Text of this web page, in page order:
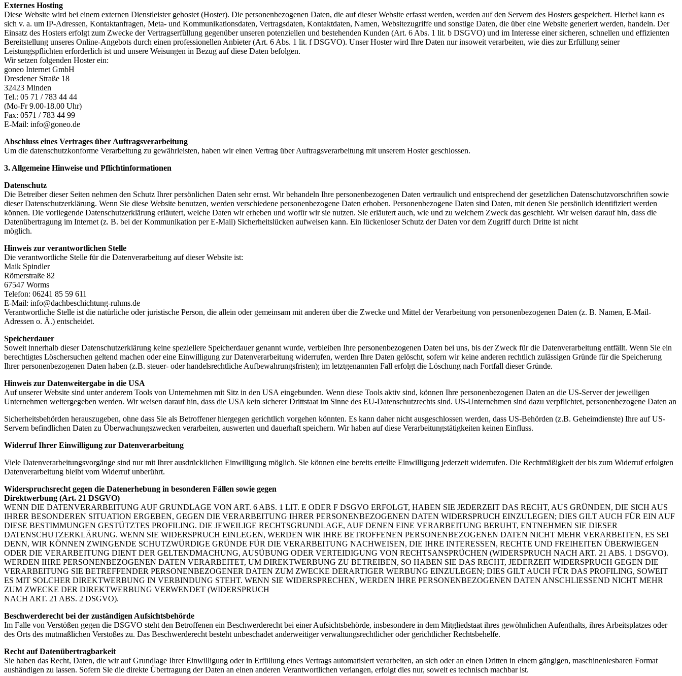
Externes Hosting
Diese Website wird bei einem externen Dienstleister gehostet (Hoster). Die personenbezogenen Daten, die auf dieser Website erfasst werden, werden auf den Servern des Hosters gespeichert. Hierbei kann es
sich v. a. um IP-Adressen, Kontaktanfragen, Meta- und Kommunikationsdaten, Vertragsdaten, Kontaktdaten, Namen, Websitezugriffe und sonstige Daten, die über eine Website generiert werden, handeln. Der
Einsatz des Hosters erfolgt zum Zwecke der Vertragserfüllung gegenüber unseren potenziellen und bestehenden Kunden (Art. 6 Abs. 1 lit. b DSGVO) und im Interesse einer sicheren, schnellen und effizienten
Bereitstellung unseres Online-Angebots durch einen professionellen Anbieter (Art. 6 Abs. 1 lit. f DSGVO). Unser Hoster wird Ihre Daten nur insoweit verarbeiten, wie dies zur Erfüllung seiner
Leistungspflichten erforderlich ist und unsere Weisungen in Bezug auf diese Daten befolgen.
Wir setzen folgenden Hoster ein:
goneo Internet GmbH
Dresdener Straße 18
32423 Minden
Tel.: 05 71 / 783 44 44
(Mo-Fr 9.00-18.00 Uhr)
Fax: 0571 / 783 44 99
E-Mail: info@goneo.de
Abschluss eines Vertrages über Auftragsverarbeitung
Um die datenschutzkonforme Verarbeitung zu gewährleisten, haben wir einen Vertrag über Auftragsverarbeitung mit unserem Hoster geschlossen.
3. Allgemeine Hinweise und Pflichtinformationen
Datenschutz
Die Betreiber dieser Seiten nehmen den Schutz Ihrer persönlichen Daten sehr ernst. Wir behandeln Ihre personenbezogenen Daten vertraulich und entsprechend der gesetzlichen Datenschutzvorschriften sowie
dieser Datenschutzerklärung. Wenn Sie diese Website benutzen, werden verschiedene personenbezogene Daten erhoben. Personenbezogene Daten sind Daten, mit denen Sie persönlich identifiziert werden
können. Die vorliegende Datenschutzerklärung erläutert, welche Daten wir erheben und wofür wir sie nutzen. Sie erläutert auch, wie und zu welchem Zweck das geschieht. Wir weisen darauf hin, dass die
Datenübertragung im Internet (z. B. bei der Kommunikation per E-Mail) Sicherheitslücken aufweisen kann. Ein lückenloser Schutz der Daten vor dem Zugriff durch Dritte ist nicht
möglich.
Hinweis zur verantwortlichen Stelle
Die verantwortliche Stelle für die Datenverarbeitung auf dieser Website ist:
Maik Spindler
Römerstraße 82
67547 Worms
Telefon: 06241 85 59 611
E-Mail: info@dachbeschichtung-ruhms.de
Verantwortliche Stelle ist die natürliche oder juristische Person, die allein oder gemeinsam mit anderen über die Zwecke und Mittel der Verarbeitung von personenbezogenen Daten (z. B. Namen, E-Mail-
Adressen o. Ä.) entscheidet.
Speicherdauer
Soweit innerhalb dieser Datenschutzerklärung keine speziellere Speicherdauer genannt wurde, verbleiben Ihre personenbezogenen Daten bei uns, bis der Zweck für die Datenverarbeitung entfällt. Wenn Sie ein
berechtigtes Löschersuchen geltend machen oder eine Einwilligung zur Datenverarbeitung widerrufen, werden Ihre Daten gelöscht, sofern wir keine anderen rechtlich zulässigen Gründe für die Speicherung
Ihrer personenbezogenen Daten haben (z.B. steuer- oder handelsrechtliche Aufbewahrungsfristen); im letztgenannten Fall erfolgt die Löschung nach Fortfall dieser Gründe.
Hinweis zur Datenweitergabe in die USA
Auf unserer Website sind unter anderem Tools von Unternehmen mit Sitz in den USA eingebunden. Wenn diese Tools aktiv sind, können Ihre personenbezogenen Daten an die US-Server der jeweiligen
Unternehmen weitergegeben werden. Wir weisen darauf hin, dass die USA kein sicherer Drittstaat im Sinne des EU-Datenschutzrechts sind. US-Unternehmen sind dazu verpflichtet, personenbezogene Daten an
Sicherheitsbehörden herauszugeben, ohne dass Sie als Betroffener hiergegen gerichtlich vorgehen könnten. Es kann daher nicht ausgeschlossen werden, dass US-Behörden (z.B. Geheimdienste) Ihre auf US-
Servern befindlichen Daten zu Überwachungszwecken verarbeiten, auswerten und dauerhaft speichern. Wir haben auf diese Verarbeitungstätigkeiten keinen Einfluss.
Widerruf Ihrer Einwilligung zur Datenverarbeitung
Viele Datenverarbeitungsvorgänge sind nur mit Ihrer ausdrücklichen Einwilligung möglich. Sie können eine bereits erteilte Einwilligung jederzeit widerrufen. Die Rechtmäßigkeit der bis zum Widerruf erfolgten
Datenverarbeitung bleibt vom Widerruf unberührt.
Widerspruchsrecht gegen die Datenerhebung in besonderen Fällen sowie gegen
Direktwerbung (Art. 21 DSGVO)
WENN DIE DATENVERARBEITUNG AUF GRUNDLAGE VON ART. 6 ABS. 1 LIT. E ODER F DSGVO ERFOLGT, HABEN SIE JEDERZEIT DAS RECHT, AUS GRÜNDEN, DIE SICH AUS
IHRER BESONDEREN SITUATION ERGEBEN, GEGEN DIE VERARBEITUNG IHRER PERSONENBEZOGENEN DATEN WIDERSPRUCH EINZULEGEN; DIES GILT AUCH FÜR EIN AUF
DIESE BESTIMMUNGEN GESTÜTZTES PROFILING. DIE JEWEILIGE RECHTSGRUNDLAGE, AUF DENEN EINE VERARBEITUNG BERUHT, ENTNEHMEN SIE DIESER
DATENSCHUTZERKLÄRUNG. WENN SIE WIDERSPRUCH EINLEGEN, WERDEN WIR IHRE BETROFFENEN PERSONENBEZOGENEN DATEN NICHT MEHR VERARBEITEN, ES SEI
DENN, WIR KÖNNEN ZWINGENDE SCHUTZWÜRDIGE GRÜNDE FÜR DIE VERARBEITUNG NACHWEISEN, DIE IHRE INTERESSEN, RECHTE UND FREIHEITEN ÜBERWIEGEN
ODER DIE VERARBEITUNG DIENT DER GELTENDMACHUNG, AUSÜBUNG ODER VERTEIDIGUNG VON RECHTSANSPRÜCHEN (WIDERSPRUCH NACH ART. 21 ABS. 1 DSGVO).
WERDEN IHRE PERSONENBEZOGENEN DATEN VERARBEITET, UM DIREKTWERBUNG ZU BETREIBEN, SO HABEN SIE DAS RECHT, JEDERZEIT WIDERSPRUCH GEGEN DIE
VERARBEITUNG SIE BETREFFENDER PERSONENBEZOGENER DATEN ZUM ZWECKE DERARTIGER WERBUNG EINZULEGEN; DIES GILT AUCH FÜR DAS PROFILING, SOWEIT
ES MIT SOLCHER DIREKTWERBUNG IN VERBINDUNG STEHT. WENN SIE WIDERSPRECHEN, WERDEN IHRE PERSONENBEZOGENEN DATEN ANSCHLIESSEND NICHT MEHR
ZUM ZWECKE DER DIREKTWERBUNG VERWENDET (WIDERSPRUCH
NACH ART. 21 ABS. 2 DSGVO).
Beschwerderecht bei der zuständigen Aufsichtsbehörde
Im Falle von Verstößen gegen die DSGVO steht den Betroffenen ein Beschwerderecht bei einer Aufsichtsbehörde, insbesondere in dem Mitgliedstaat ihres gewöhnlichen Aufenthalts, ihres Arbeitsplatzes oder
des Orts des mutmaßlichen Verstoßes zu. Das Beschwerderecht besteht unbeschadet anderweitiger verwaltungsrechtlicher oder gerichtlicher Rechtsbehelfe.
Recht auf Datenübertragbarkeit
Sie haben das Recht, Daten, die wir auf Grundlage Ihrer Einwilligung oder in Erfüllung eines Vertrags automatisiert verarbeiten, an sich oder an einen Dritten in einem gängigen, maschinenlesbaren Format
aushändigen zu lassen. Sofern Sie die direkte Übertragung der Daten an einen anderen Verantwortlichen verlangen, erfolgt dies nur, soweit es technisch machbar ist.